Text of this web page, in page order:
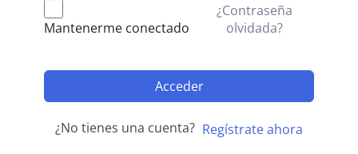
Mantenerme conectado
¿Contraseña
olvidada?
Acceder
¿No tienes una cuenta? Regístrate ahora